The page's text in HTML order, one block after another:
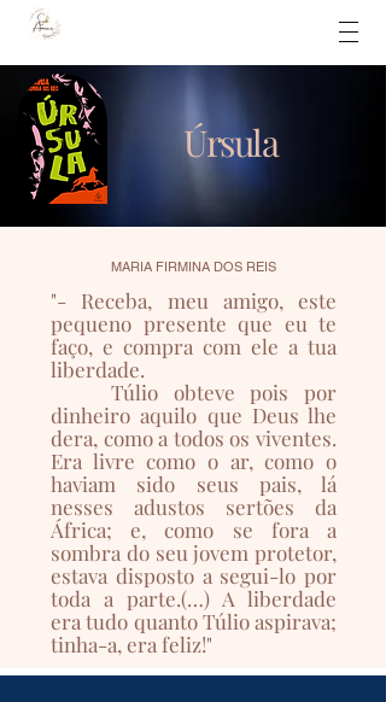
Úrsula
MARIA FIRMINA DOS REIS
"- Receba, meu amigo, este
pequeno presente que eu te
faço, e compra com ele a tua
liberdade.
Túlio obteve pois por
dinheiro aquilo que Deus lhe
dera, como a todos os viventes.
Era livre como o ar, como o
haviam sido seus pais, lá
nesses adustos sertões da
África; e, como se fora a
sombra do seu jovem protetor,
estava disposto a segui-lo por
toda a parte.(…) A liberdade
era tudo quanto Túlio aspirava;
tinha-a, era feliz!"